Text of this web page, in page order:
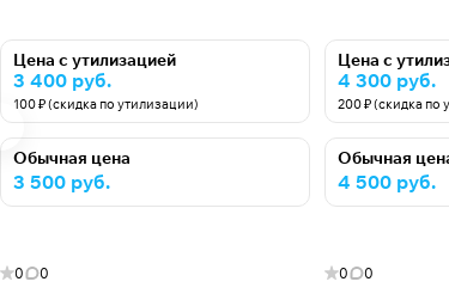
Цена с утилизацией
3 400 руб.
100 ₽ (скидка по утилизации)
Обычная цена
3 500 руб.
0 0
Цена с
4 300 руб.
200 ₽ (скидка по
Обычная
4 500 руб.
0 0